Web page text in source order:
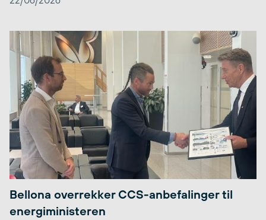
Bellona overrekker CCS-anbefalinger til
energiministeren